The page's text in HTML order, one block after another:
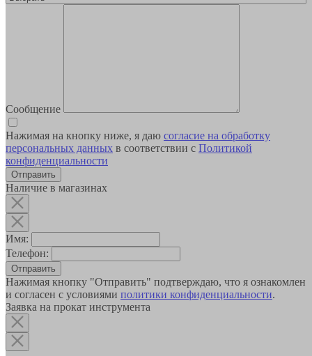
Сообщение
Нажимая на кнопку ниже, я даю согласие на обработку
персональных данных в соответствии с Политикой
конфиденциальности
Наличие в магазинах
Имя:
Телефон:
Отправить
Нажимая кнопку "Отправить" подтверждаю, что я ознакомлен
и согласен с условиями политики конфиденциальности.
Заявка на прокат инструмента